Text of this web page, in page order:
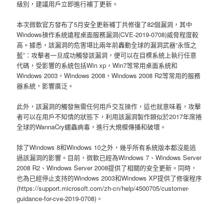
級別，建議用戶立即進行補丁更新。
本次微軟官方發布了5月安全更新補丁共修復了82個漏洞，其中
Windows操作系統遠程桌面服務漏洞(CVE-2019-0708)威脅程度較
高。據悉，該漏洞的危害堪比兩年前轟動全球的漏洞武器“永恆之
藍”：攻擊者一旦成功觸發該漏洞，便可以在目標系統上執行任意
代碼，受影響的系統包括Win xp，Win7等常用桌面系統和
Windows 2003，Windows 2008，Windows 2008 R2等常用的服務
器系統，影響廣泛。
此外，該漏洞的觸發無需任何用戶交互操作，這也就意味着，攻擊
者可以在用戶不知情的狀態下，利用該漏洞製作類似於2017年席捲
全球的WannaCry蠕蟲病毒，進行大規模傳播和破壞。
除了Windows 8和Windows 10之外，幾乎所有系統版本都沒能逃
過該漏洞的影響。目前，微軟已經為Windows 7、Windows Server
2008 R2、Windows Server 2008提供了相關的安全更新。同時，
也為已經停止支持的Windows 2003和Windows XP提供了修復程序
(https://support.microsoft.com/zh-cn/help/4500705/customer-
guidance-for-cve-2019-0708)。